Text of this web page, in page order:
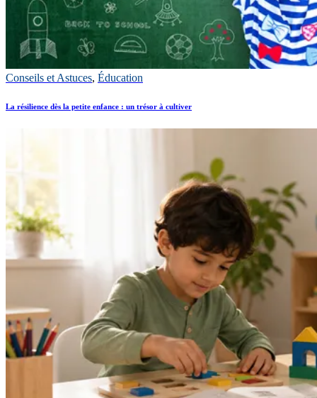
Conseils et Astuces, Éducation
La résilience dès la petite enfance : un trésor à cultiver